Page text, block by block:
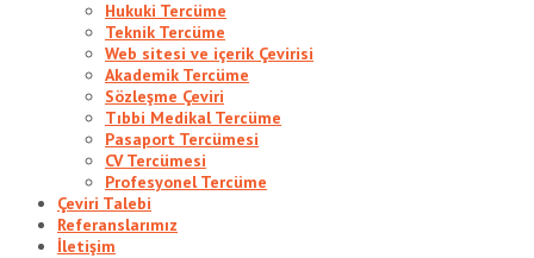
Hukuki Tercüme
Teknik Tercüme
Web sitesi ve içerik Çevirisi
Akademik Tercüme
Sözleşme Çeviri
Tıbbi Medikal Tercüme
Pasaport Tercümesi
CV Tercümesi
Profesyonel Tercüme
Çeviri Talebi
Referanslarımız
İletişim